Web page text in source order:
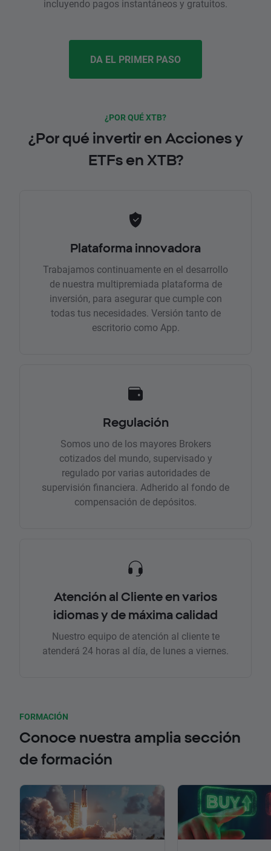
incluyendo pagos instantáneos y gratuitos.
DA EL PRIMER PASO
¿POR QUÉ XTB?
¿Por qué invertir en Acciones y
ETFs en XTB?
Plataforma innovadora
Trabajamos continuamente en el desarrollo
de nuestra multipremiada plataforma de
inversión, para asegurar que cumple con
todas tus necesidades. Versión tanto de
escritorio como App.
Regulación
Somos uno de los mayores Brokers
cotizados del mundo, supervisado y
regulado por varias autoridades de
supervisión financiera. Adherido al fondo de
compensación de depósitos.
Atención al Cliente en varios
idiomas y de máxima calidad
Nuestro equipo de atención al cliente te
atenderá 24 horas al día, de lunes a viernes.
FORMACIÓN
Conoce nuestra amplia sección
de formación